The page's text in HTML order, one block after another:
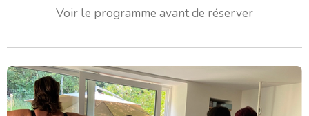
Voir le programme avant de réserver